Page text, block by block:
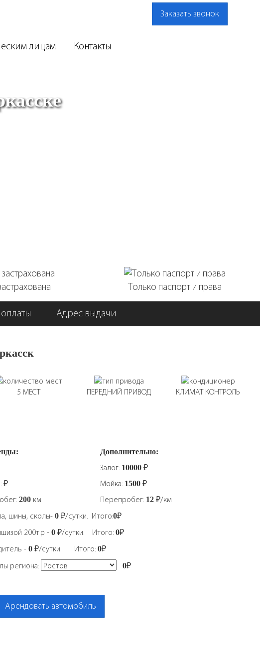
Заказать звонок
лицам Контакты
Только паспорт и права
Адрес выдачи
5 МЕСТ ПЕРЕДНИЙ ПРИВОД КЛИМАТ КОНТРОЛЬ
Дополнительно:
Залог: 10000 ₽
₽ Мойка: 1500 ₽
200 км Перепробег: 12 ₽/км
шины, сколы- 0 ₽/сутки. Итого:0₽
200т.р - 0 ₽/сутки. Итого: 0₽
- 0 ₽/сутки Итого: 0₽
региона:
0₽
Арендовать автомобиль